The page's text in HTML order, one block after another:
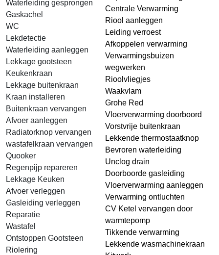
Waterleiding gesprongen
Gaskachel
WC
Lekdetectie
Waterleiding aanleggen
Lekkage gootsteen
Keukenkraan
Lekkage buitenkraan
Kraan installeren
Buitenkraan vervangen
Afvoer aanleggen
Radiatorknop vervangen
wastafelkraan vervangen
Quooker
Regenpijp repareren
Lekkage Keuken
Afvoer verleggen
Gasleiding verleggen
Reparatie
Wastafel
Ontstoppen Gootsteen
Riolering
Centrale Verwarming
Riool aanleggen
Leiding verroest
Afkoppelen verwarming
Verwarmingsbuizen
wegwerken
Rioolvliegjes
Waakvlam
Grohe Red
Vloerverwarming doorboord
Vorstvrije buitenkraan
Lekkende thermostaatknop
Bevroren waterleiding
Unclog drain
Doorboorde gasleiding
Vloerverwarming aanleggen
Verwarming ontluchten
CV Ketel vervangen door
warmtepomp
Tikkende verwarming
Lekkende wasmachinekraan